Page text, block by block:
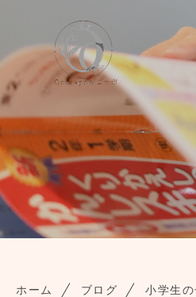
ホーム ブログ 小学生